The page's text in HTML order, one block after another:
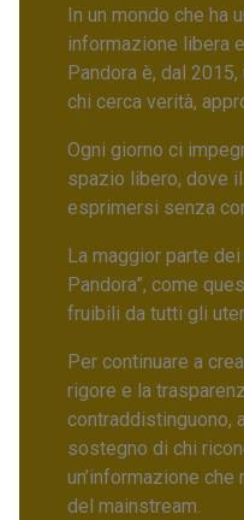
In un mondo che ha
informazione libera
Pandora è, dal
chi cerca verità,
Ogni giorno ci
spazio libero, dove
esprimersi senza
La maggior parte
Pandora”, come
fruibili da tutti gli
Per continuare a
rigore e la
contraddistinguono,
sostegno di chi
un’informazione
del mainstream.